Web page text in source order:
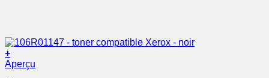
+
Aperçu